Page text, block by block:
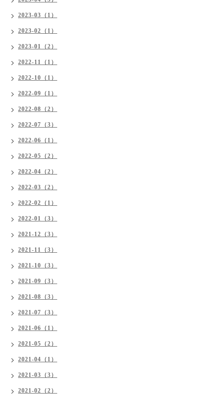
2023-03（1）
2023-02（1）
2023-01（2）
2022-11（1）
2022-10（1）
2022-09（1）
2022-08（2）
2022-07（3）
2022-06（1）
2022-05（2）
2022-04（2）
2022-03（2）
2022-02（1）
2022-01（3）
2021-12（3）
2021-11（3）
2021-10（3）
2021-09（3）
2021-08（3）
2021-07（3）
2021-06（1）
2021-05（2）
2021-04（1）
2021-03（3）
2021-02（2）